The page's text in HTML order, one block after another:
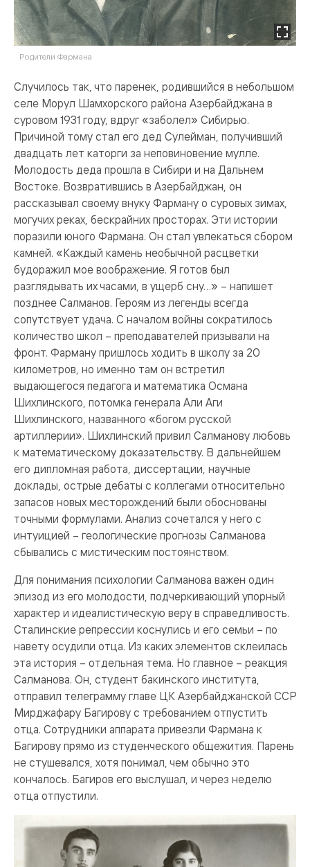
Родители Фармана
Случилось так, что паренек, родившийся в небольшом
селе Морул Шамхорского района Азербайджана в
суровом 1931 году, вдруг «заболел» Сибирью.
Причиной тому стал его дед Сулейман, получивший
двадцать лет каторги за неповиновение мулле.
Молодость деда прошла в Сибири и на Дальнем
Востоке. Возвратившись в Азербайджан, он
рассказывал своему внуку Фарману о суровых зимах,
могучих реках, бескрайних просторах. Эти истории
поразили юного Фармана. Он стал увлекаться сбором
камней. «Каждый камень необычной расцветки
будоражил мое воображение. Я готов был
разглядывать их часами, в ущерб сну…» – напишет
позднее Салманов. Героям из легенды всегда
сопутствует удача. С началом войны сократилось
количество школ – преподавателей призывали на
фронт. Фарману пришлось ходить в школу за 20
километров, но именно там он встретил
выдающегося педагога и математика Османа
Шихлинского, потомка генерала Али Аги
Шихлинского, названного «богом русской
артиллерии». Шихлинский привил Салманову любовь
к математическому доказательству. В дальнейшем
его дипломная работа, диссертации, научные
доклады, острые дебаты с коллегами относительно
запасов новых месторождений были обоснованы
точными формулами. Анализ сочетался у него с
интуицией – геологические прогнозы Салманова
сбывались с мистическим постоянством.
Для понимания психологии Салманова важен один
эпизод из его молодости, подчеркивающий упорный
характер и идеалистическую веру в справедливость.
Сталинские репрессии коснулись и его семьи – по
навету осудили отца. Из каких элементов склеилась
эта история – отдельная тема. Но главное – реакция
Салманова. Он, студент бакинского института,
отправил телеграмму главе ЦК Азербайджанской ССР
Мирджафару Багирову с требованием отпустить
отца. Сотрудники аппарата привезли Фармана к
Багирову прямо из студенческого общежития. Парень
не стушевался, хотя понимал, чем обычно это
кончалось. Багиров его выслушал, и через неделю
отца отпустили.